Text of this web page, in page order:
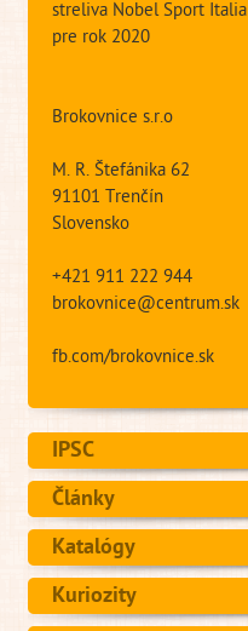
streliva Nobel Sport Italia
pre rok 2020
Brokovnice s.r.o
M. R. Štefánika 62
91101 Trenčín
Slovensko
+421 911 222 944
brokovnice@centrum.sk
fb.com/brokovnice.sk
IPSC
Články
Katalógy
Kuriozity